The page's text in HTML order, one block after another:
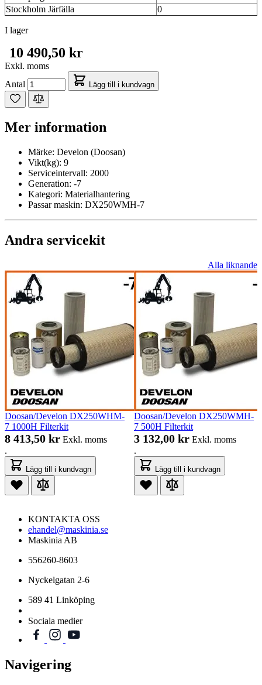
Stockholm Järfälla
0
I lager
10 490,50 kr
Exkl. moms
Antal
Lägg till i kundvagn
Mer information
Märke: Develon (Doosan)
Vikt(kg): 9
Serviceintervall: 2000
Generation: -7
Kategori: Materialhantering
Passar maskin: DX250WMH-7
Andra servicekit
Alla liknande
Doosan/Develon DX250WHM-
7 1000H Filterkit
8 413,50 kr Exkl. moms
.
Lägg till i kundvagn
Doosan/Develon DX250WMH-
7 500H Filterkit
3 132,00 kr Exkl. moms
.
Lägg till i kundvagn
KONTAKTA OSS
ehandel@maskinia.se
Maskinia AB
556260-8603
Nyckelgatan 2-6
589 41 Linköping
Sociala medier
Navigering